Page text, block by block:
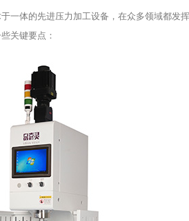
一体的先进压力加工设备，在众多领域都发
关键要点：